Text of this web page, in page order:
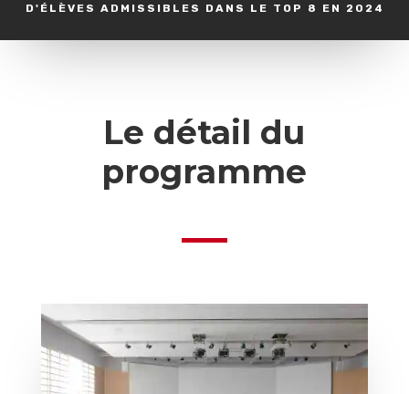
D'ÉLÈVES ADMISSIBLES DANS LE TOP 8 EN 2024
Le détail du
programme